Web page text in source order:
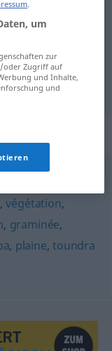
,végétation,
, graminée,
, plaine,toundra
.
um
zur
oder Zugriff auf
und Inhalte,
und